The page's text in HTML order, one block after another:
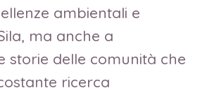
ambientali e
ma anche a
storie delle comunità che
ricerca